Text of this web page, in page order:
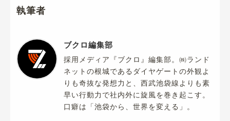
執筆者
ブクロ編集部
採用メディア『ブクロ』編集部。㈱ランド
ネットの根城であるダイヤゲートの外観よ
りも奇抜な発想力と、西武池袋線よりも素
早い行動力で社内外に旋風を巻き起こす。
口癖は「池袋から、世界を変える」。